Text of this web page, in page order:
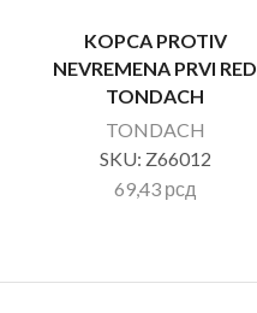
KOPCA PROTIV
NEVREMENA PRVI RED
TONDACH
TONDACH
SKU: Z66012
69,43 рсд